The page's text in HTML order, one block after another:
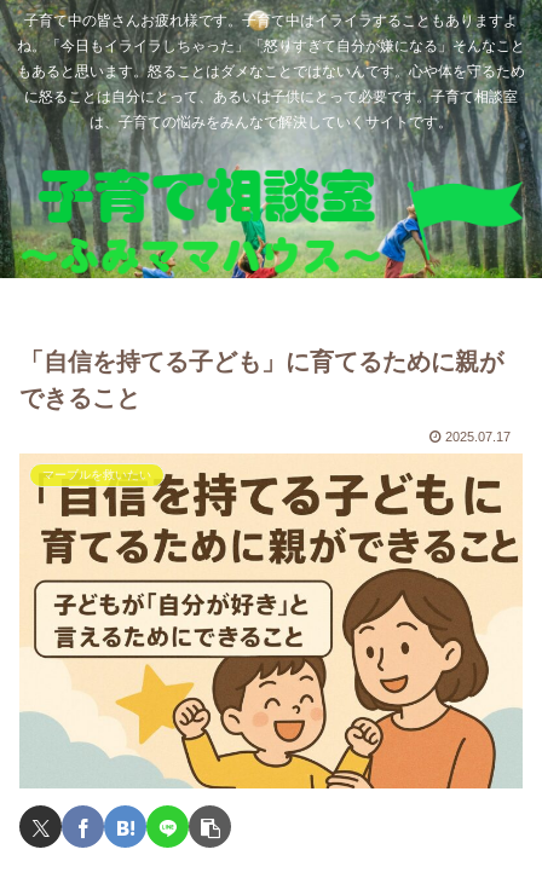
子育て中の皆さんお疲れ様です。子育て中はイライラすることもありますよ
ね。「今日もイライラしちゃった」「怒りすぎて自分が嫌になる」そんなこと
もあると思います。怒ることはダメなことではないんです。心や体を守るため
に怒ることは自分にとって、あるいは子供にとって必要です。子育て相談室
は、子育ての悩みをみんなで解決していくサイトです。
「自信を持てる子ども」に育てるために親が
できること
2025.07.17
マーブルを救いたい